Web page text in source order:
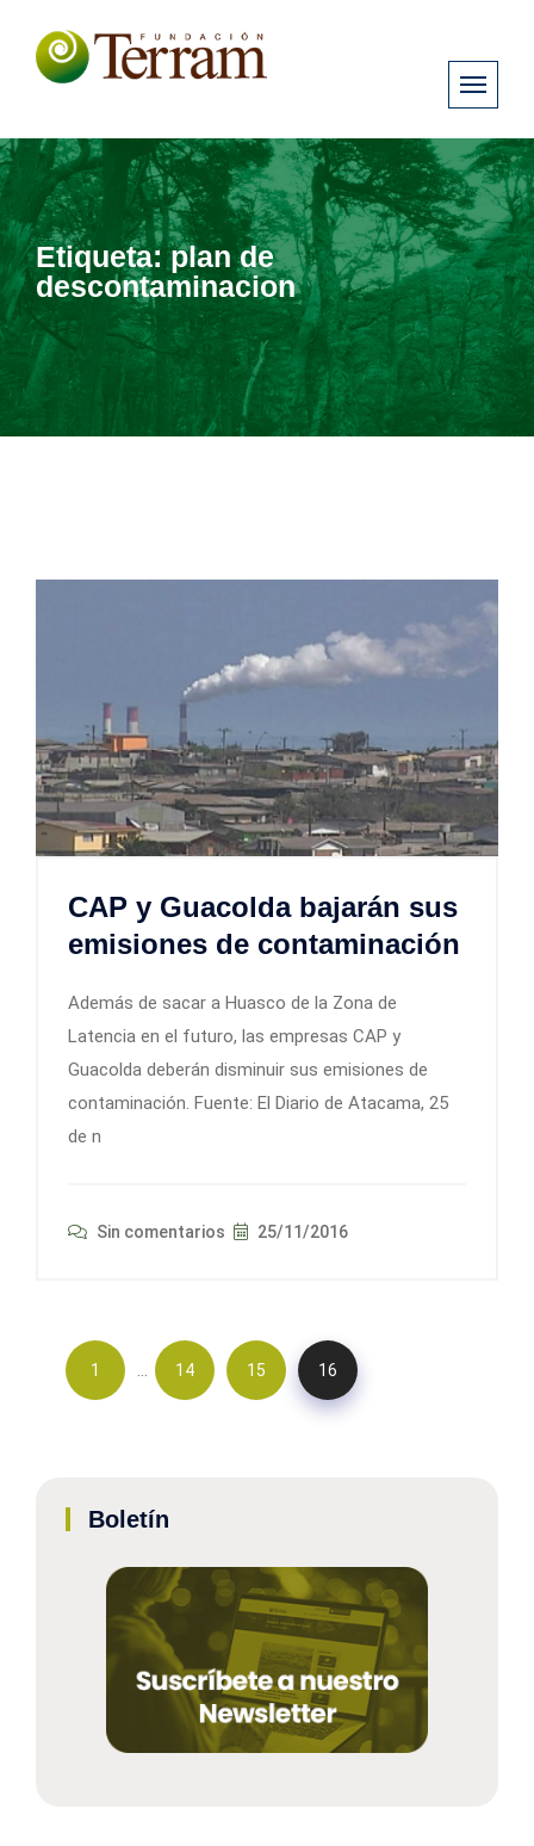
Etiqueta:plan de
descontaminacion
CAP y Guacolda bajarán sus
emisiones de contaminación
Además de sacar a Huasco de la Zona de
Latencia en el futuro, las empresas CAP y
Guacolda deberán disminuir sus emisiones de
contaminación. Fuente: El Diario de Atacama, 25
de n
Sin comentarios 25/11/2016
1 … 14 15 16
Boletín